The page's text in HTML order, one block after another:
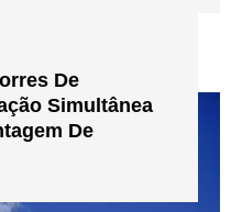
De
Simultânea
De